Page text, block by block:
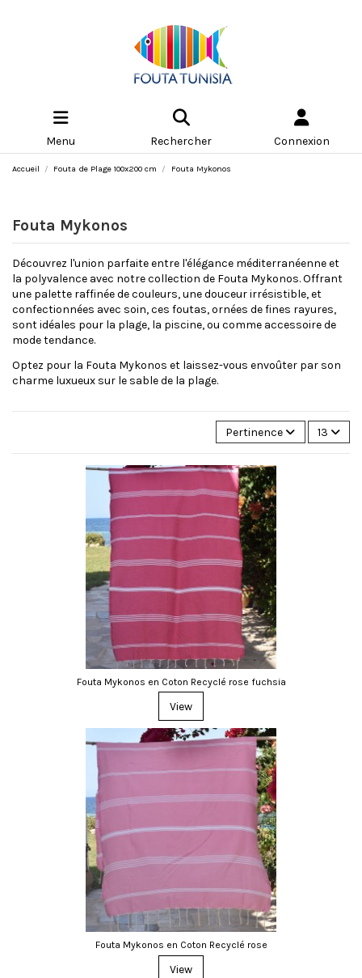
Menu Rechercher Connexion
Accueil Fouta de Plage 100x200 cm Fouta Mykonos
Fouta Mykonos
Découvrez l'union parfaite entre l'élégance méditerranéenne et
la polyvalence avec notre collection de Fouta Mykonos. Offrant
une palette raffinée de couleurs, une douceur irrésistible, et
confectionnées avec soin, ces foutas, ornées de fines rayures,
sont idéales pour la plage, la piscine, ou comme accessoire de
mode tendance.
Optez pour la Fouta Mykonos et laissez-vous envoûter par son
charme luxueux sur le sable de la plage.
Pertinence 13
Fouta Mykonos en Coton Recyclé rose fuchsia
View
Fouta Mykonos en Coton Recyclé rose
View